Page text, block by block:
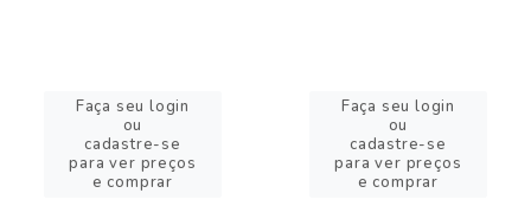
Faça seu login
ou
cadastre-se
para ver preços
e comprar
Faça seu login
ou
cadastre-se
para ver preços
e comprar